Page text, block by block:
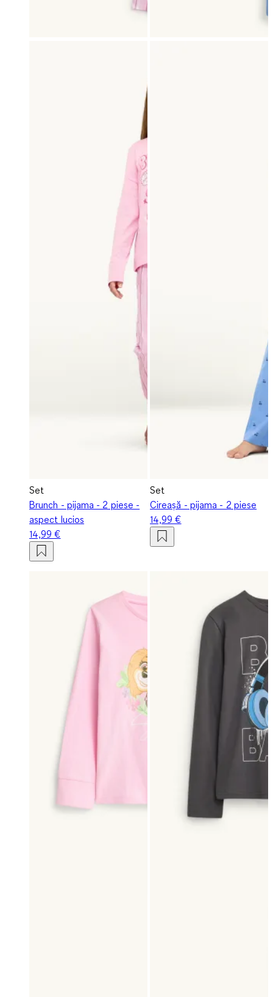
Set
Brunch - pijama - 2 piese -
aspect lucios
14,99 €
Set
Cireașă - pijama - 2 piese
14,99 €